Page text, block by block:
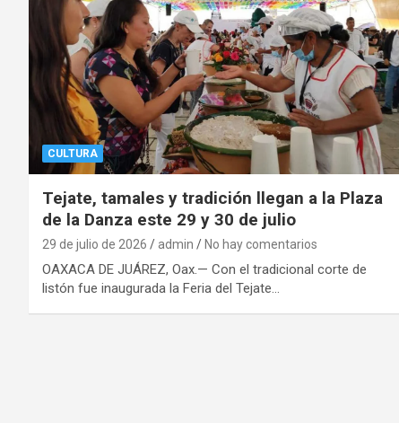
CULTURA
Tejate, tamales y tradición llegan a la Plaza
de la Danza este 29 y 30 de julio
29 de julio de 2026 admin No hay comentarios
OAXACA DE JUÁREZ, Oax.— Con el tradicional corte de
listón fue inaugurada la Feria del Tejate…